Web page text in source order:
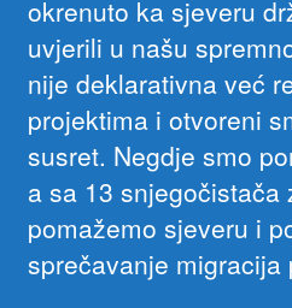
okrenuto ka sjeveru
uvjerili u našu
nije deklarativna već
projektima i otvoreni
susret. Negdje smo
a sa 13
pomažemo sjeveru i
sprečavanje migracija